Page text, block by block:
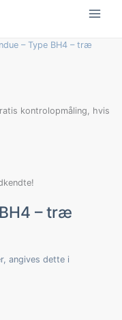
– Type BH4 – træ
kontrolopmåling, hvis
– træ
angives dette i